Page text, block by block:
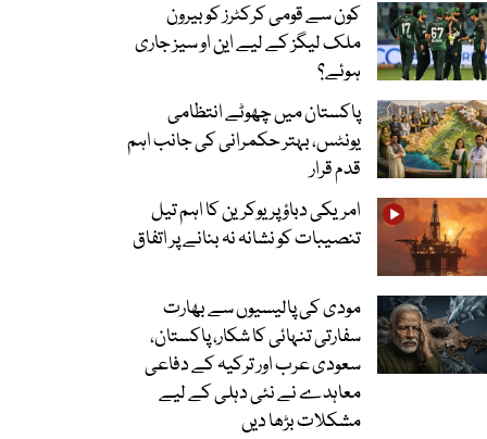
کون سے قومی کرکٹرز کو بیرون
ملک لیگز کے لیے این او سیز جاری
ہوئے؟
پاکستان میں چھوٹے انتظامی
یونٹس، بہتر حکمرانی کی جانب اہم
قدم قرار
امریکی دباؤ پر یوکرین کا اہم تیل
تنصیبات کو نشانہ نہ بنانے پر اتفاق
مودی کی پالیسیوں سے بھارت
سفارتی تنہائی کا شکار، پاکستان،
سعودی عرب اور ترکیہ کے دفاعی
معاہدے نے نئی دہلی کے لیے
مشکلات بڑھا دیں